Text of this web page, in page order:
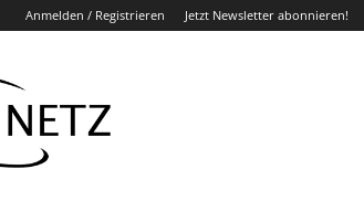
Anmelden / Registrieren Jetzt Newsletter abonnieren!